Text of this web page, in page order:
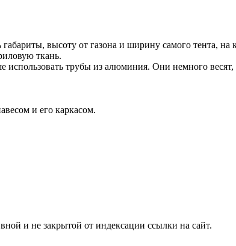
высоту от газона и ширину самого тента, на
ткань.
использовать трубы из алюминия. Они немного
и его каркасом.
и не закрытой от индексации ссылки на сайт.